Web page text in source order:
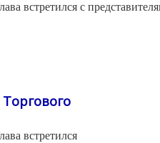
встретился с
встретился